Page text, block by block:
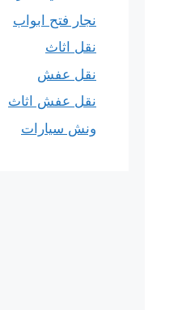
نجار فتح ابواب
نقل اثاث
نقل عفش
نقل عفش اثاث
ونش سيارات